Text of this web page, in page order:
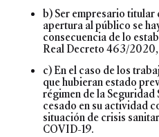
b) Ser empresario
apertura al público se
consecuencia de lo
Real Decreto 463/2020,
c) En el caso de los
que hubieran estado
régimen de la Seguridad
cesado en su actividad
situación de crisis
COVID-19.